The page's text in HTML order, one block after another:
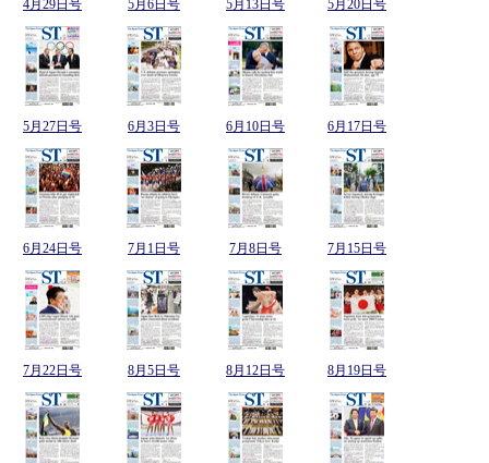
4月29日号 5月6日号 5月13日号 5月20日号
5月27日号 6月3日号 6月10日号 6月17日号
6月24日号 7月1日号 7月8日号 7月15日号
7月22日号 8月5日号 8月12日号 8月19日号